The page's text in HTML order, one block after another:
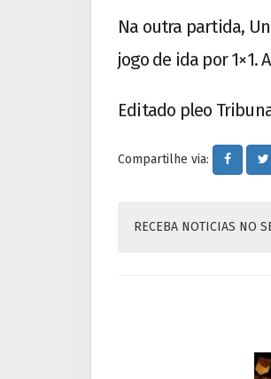
Na outra partida,
jogo de ida por 1×1.
Editado pleo
Compartilhe via:
RECEBA NOTICIAS NO